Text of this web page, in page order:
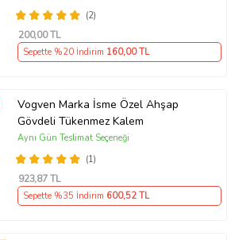
(2)
200,00 TL
Sepette %20 İndirim 160,00 TL
Vogven Marka İsme Özel Ahşap
Gövdeli Tükenmez Kalem
(1)
Aynı Gün Teslimat Seçeneği
923,87 TL
Sepette %35 İndirim 600,52 TL